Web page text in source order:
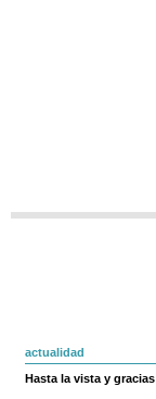
actualidad
Hasta la vista y gracias